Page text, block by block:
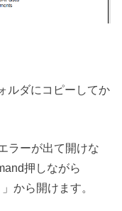
ルダにコピーしてか
ラーが出て開けな
押しながら
から開けます。